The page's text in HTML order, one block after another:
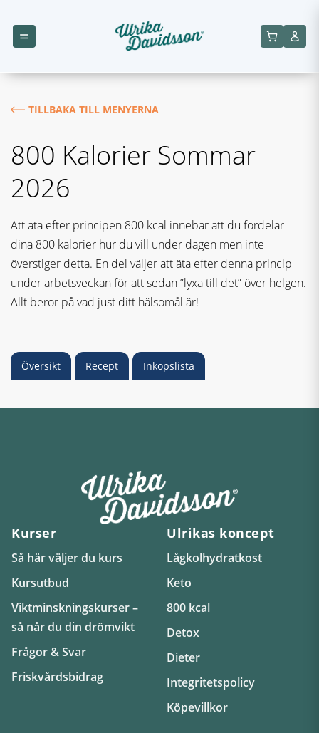
TILLBAKA TILL MENYERNA
800 Kalorier Sommar
2026
Att äta efter principen 800 kcal innebär att du fördelar
dina 800 kalorier hur du vill under dagen men inte
överstiger detta. En del väljer att äta efter denna princip
under arbetsveckan för att sedan ”lyxa till det” över helgen.
Allt beror på vad just ditt hälsomål är!
Översikt Recept Inköpslista
Kurser
Så här väljer du kurs
Kursutbud
Viktminskningskurser –
så når du din drömvikt
Frågor & Svar
Friskvårdsbidrag
Ulrikas koncept
Lågkolhydratkost
Keto
800 kcal
Detox
Dieter
Integritetspolicy
Köpevillkor